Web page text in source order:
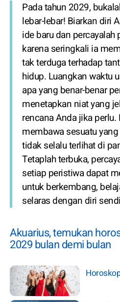
Pada tahun 2029,
lebar-lebar! Biarkan diri
ide baru dan percayalah
karena seringkali ia
tak terduga terhadap
hidup. Luangkan waktu
apa yang benar-benar
menetapkan niat yang
rencana Anda jika
membawa sesuatu
tidak selalu terlihat di
Tetaplah terbuka,
setiap peristiwa dapat
untuk berkembang,
selaras dengan diri
Akuarius, temukan
2029 bulan demi bulan